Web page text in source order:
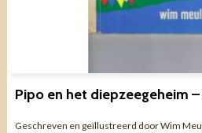
Pipo en het diepzeegeheim
Geschreven en geïllustreerd door Wim